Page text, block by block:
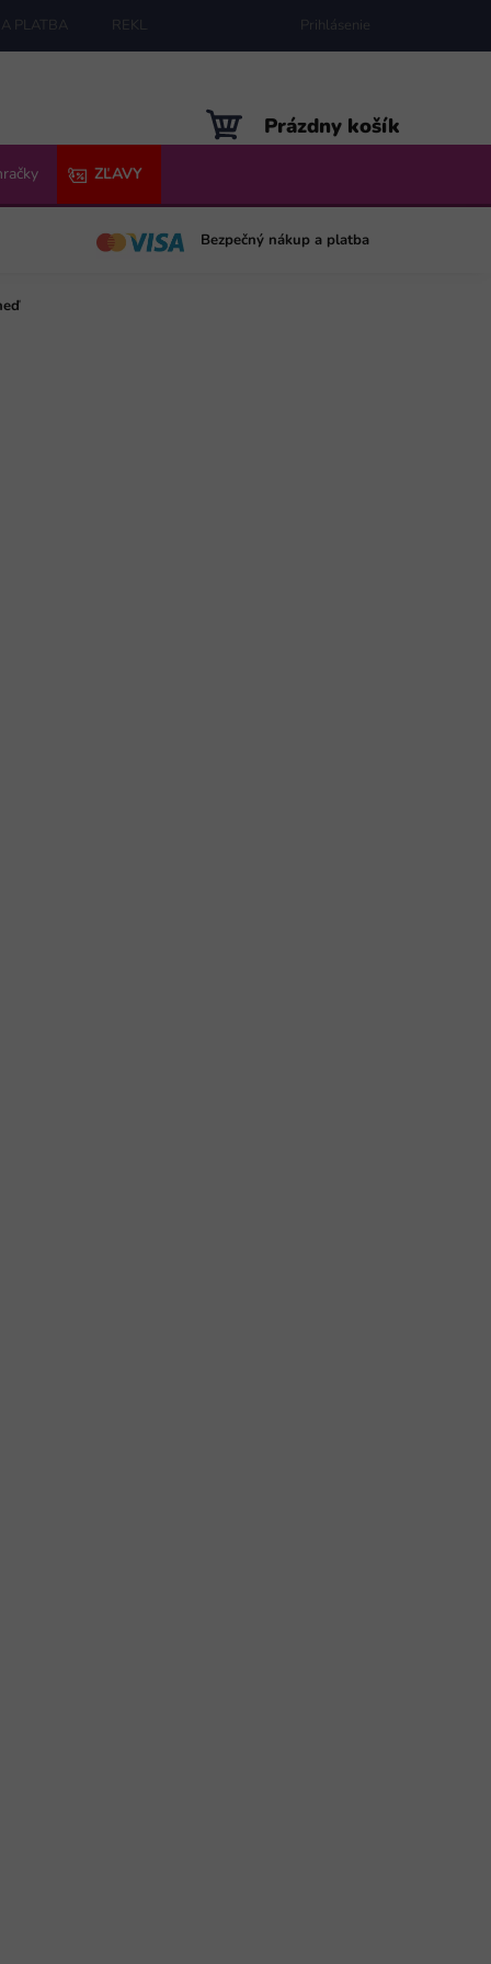
PLATBA REKLAMÁCIE MAPA SERVERU
Prihlásenie
NÁKUPNÝ
KOŠÍK
Prázdny košík
ZĽAVY
Bezpečný nákup a platba